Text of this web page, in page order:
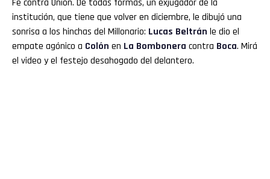
Fe contra Unión. De todas formas, un exjugador de la
institución, que tiene que volver en diciembre, le dibujó una
sonrisa a los hinchas del Millonario: Lucas Beltrán le dio el
empate agónico a Colón en La Bombonera contra Boca. Mirá
el video y el festejo desahogado del delantero.